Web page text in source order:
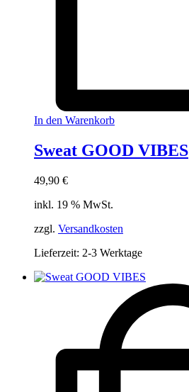
In den Warenkorb
Sweat GOOD VIBES
49,90 €
inkl. 19 % MwSt.
zzgl. Versandkosten
Lieferzeit: 2-3 Werktage